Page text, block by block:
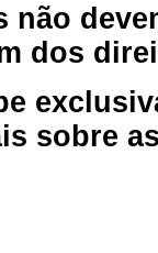
não
dos
sobre